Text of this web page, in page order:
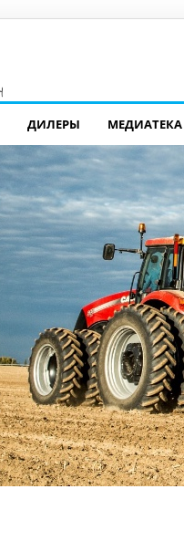
ДИЛЕРЫ МЕДИАТЕКА